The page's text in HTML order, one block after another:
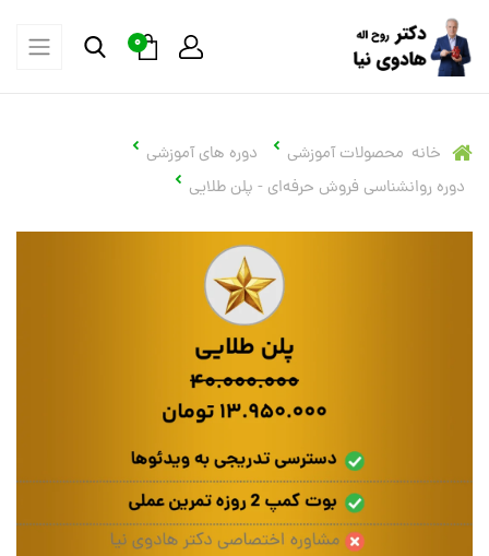
0
خانه محصولات آموزشی
دوره های آموزشی
دوره روانشناسی فروش حرفه‌ای - پلن طلایی